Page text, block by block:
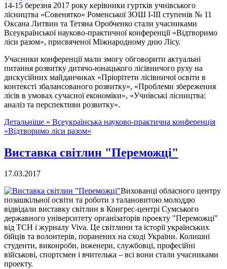
14-15 березня 2017 року керівники гуртків учнівського
лісництва «Совенятко» Роменської ЗОШ І-ІІІ ступенів № 11
Оксана Литвин та Тетяна Оробченко стали учасниками
Всеукраїнської науково-практичної конференції «Відтворимо
ліси разом», присвяченої Міжнародному дню Лісу.
Учасники конференції мали змогу обговорити актуальні
питання розвитку дитячо-юнацького лісівничого руху на
дискусійних майданчиках «Пріорітети лісівничої освіти в
контексті збалансованого розвитку», «Проблеми збереження
лісів в умовах сучасної економіки», «Учнівські лісництва:
аналіз та перспективи розвитку».
Детальніше » Всеукраїнська науково-практична конференція
«Відтворимо ліси разом»
Виставка світлин "Переможці"
17.03.2017
Вихованці обласного центру
позашкільної освіти та роботи з талановитою молоддю
відвідали виставку світлин в Конгрес-центрі Сумського
державного університету організаторів проекту "Переможці"
від ТСН і журналу Viva. Це світлини та історії українських
бійців та волонтерів, поранених на сході України. Колишні
студенти, виконроби, інженери, службовці, професійні
військові, спортсмен і вчителька – всі вони стали учасниками
проекту.